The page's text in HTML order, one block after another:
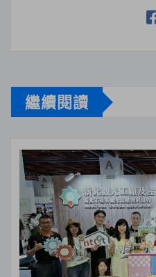
繼續閱讀